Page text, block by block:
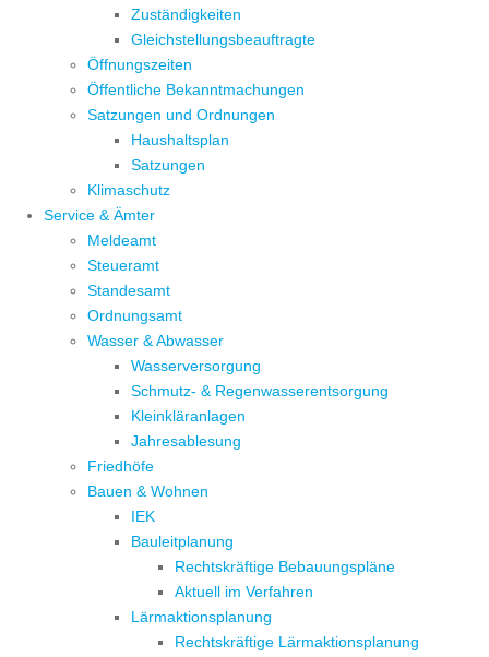
Zuständigkeiten
Gleichstellungsbeauftragte
Öffnungszeiten
Öffentliche Bekanntmachungen
Satzungen und Ordnungen
Haushaltsplan
Satzungen
Klimaschutz
Service & Ämter
Meldeamt
Steueramt
Standesamt
Ordnungsamt
Wasser & Abwasser
Wasserversorgung
Schmutz- & Regenwasserentsorgung
Kleinkläranlagen
Jahresablesung
Friedhöfe
Bauen & Wohnen
IEK
Bauleitplanung
Rechtskräftige Bebauungspläne
Aktuell im Verfahren
Lärmaktionsplanung
Rechtskräftige Lärmaktionsplanung